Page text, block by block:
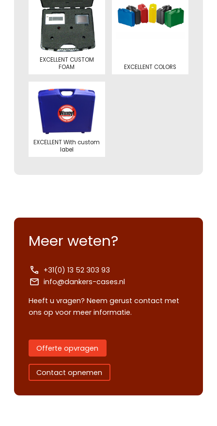
EXCELLENT CUSTOM
FOAM
EXCELLENT COLORS
EXCELLENT With custom
label
Meer weten?
+31(0) 13 52 303 93
info@dankers-cases.nl
Heeft u vragen? Neem gerust contact met
ons op voor meer informatie.
Offerte opvragen
Contact opnemen